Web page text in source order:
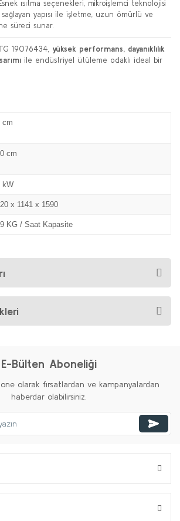
ısıtma seçenekleri, mikroişlemci teknolojisi
sağlayan yapısı ile işletme, uzun ömürlü ve
süreci sunar.
19076434, yüksek performans, dayanıklılık
ile endüstriyel ütüleme odaklı ideal bir
cm
cm
kW
x 1141 x 1590
KG / Saat Kapasite
E-Bülten Aboneliği
olarak fırsatlardan ve kampanyalardan
haberdar olabilirsiniz.